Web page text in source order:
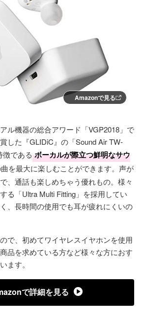
Amazonで見る
ル機器の総合アワード「VGP2018」で
した『GLIDiC』の「Sound Air TW-
徴である ボーカルが際立つ鮮明なサウ
を最大に楽しむことができます。声が
、通話も楽しめちゃう優れもの。様々
る「Ultra Multi Fitting」を採用してい
、長時間の使用でも耳が疲れにくいの
で、初めてワイヤレスイヤホンを使用
品を求めている方など様々な方におす
ます。
で詳細を見る